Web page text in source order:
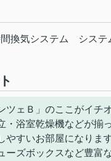
換気システム システ
ツェＢ」のここがイチ
・浴室乾燥機などが揃
やすいお部屋になりま
ーズボックスなど豊富